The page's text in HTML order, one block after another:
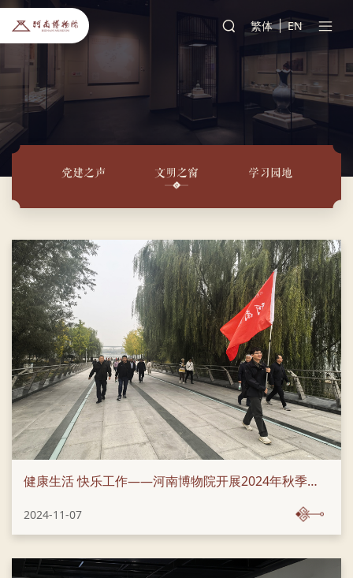
繁体 EN
党建之声 文明之窗 学习园地
健康生活 快乐工作——河南博物院开展2024年秋季健步走活动
2024-11-07